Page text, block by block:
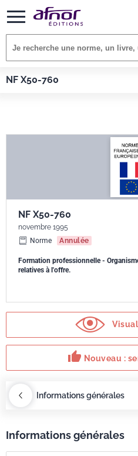
NF X50-760
Afnor EDITIONS
NF X50-760
novembre 1995
Norme
Annulée
Formation professionnelle -
relatives à l'offre.
thumb_up Nouveau :
Informations générales
Informations générales